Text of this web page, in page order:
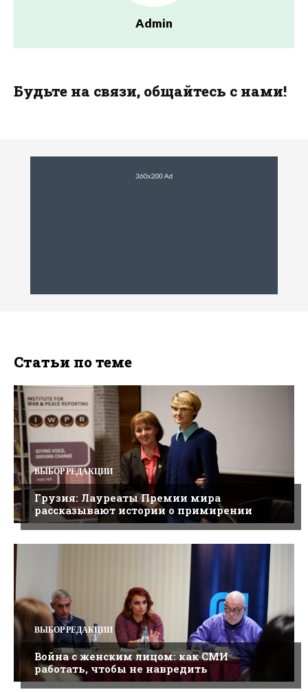
Admin
Будьте на связи, общайтесь с нами!
Статьи по теме
ВЫБОР РЕДАКЦИИ
Грузия: Лауреаты Премии мира
рассказывают истории о примирении
ВЫБОР РЕДАКЦИИ
Война с женским лицом: как СМИ
работать, чтобы не навредить